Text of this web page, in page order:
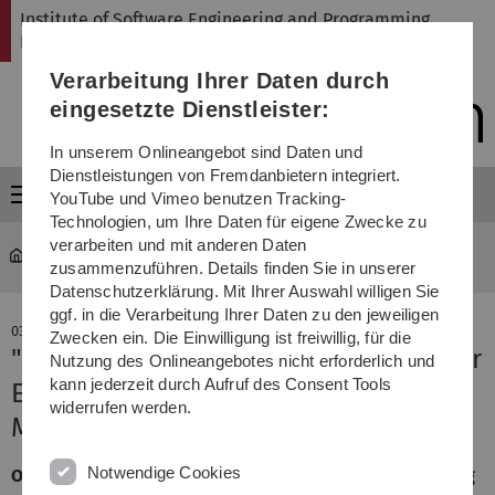
Direkt
Direkt
Direkt
(Sprache,
Drucken,
Media)
Direkt
Direkt
Institute of Software Engineering and Programming
Languages
Menü
03. Juli 2024
"EditQL: A Textual Query Language for
Evolving Models" accepted at
MODELS'24
Our paper "EditQL: A Textual Query Language for Evolving
Verarbeitung Ihrer Daten durch
eingesetzte Dienstleister:
In unserem Onlineangebot sind Daten und
Dienstleistungen von Fremdanbietern integriert.
YouTube und Vimeo benutzen Tracking-
Technologien, um Ihre Daten für eigene Zwecke zu
verarbeiten und mit anderen Daten
zusammenzuführen. Details finden Sie in unserer
Datenschutzerklärung. Mit Ihrer Auswahl willigen Sie
ggf. in die Verarbeitung Ihrer Daten zu den jeweiligen
Zwecken ein. Die Einwilligung ist freiwillig, für die
Nutzung des Onlineangebotes nicht erforderlich und
kann jederzeit durch Aufruf des Consent Tools
widerrufen werden.
Notwendige Cookies